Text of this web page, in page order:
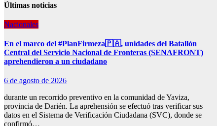
Últimas noticias
Nacionales
En el marco del #PlanFirmeza🇵🇦, unidades del Batallón
Central del Servicio Nacional de Fronteras (SENAFRONT)
aprehendieron a un ciudadano
6 de agosto de 2026
durante un recorrido preventivo en la comunidad de Yaviza,
provincia de Darién. La aprehensión se efectuó tras verificar sus
datos en el Sistema de Verificación Ciudadana (SVC), donde se
confirmó…